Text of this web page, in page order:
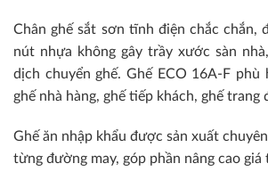
Chân ghế sắt sơn tĩnh điện chắc chắn,
nút nhựa không gây trầy xước sàn
dịch chuyển ghế. Ghế ECO 16A-F phù
ghế nhà hàng, ghế tiếp khách, ghế trang
Ghế ăn nhập khẩu được sản xuất
từng đường may, góp phần nâng cao giá